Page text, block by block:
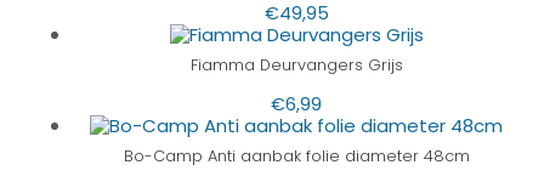
€49,95
Fiamma Deurvangers Grijs
€6,99
Bo-Camp Anti aanbak folie diameter 48cm